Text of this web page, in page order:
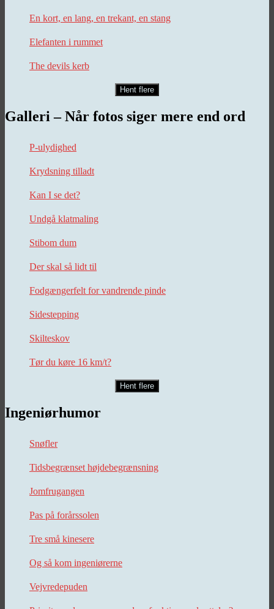
En kort, en lang, en trekant, en stang
Elefanten i rummet
The devils kerb
Hent flere
Galleri – Når fotos siger mere end ord
P-ulydighed
Krydsning tilladt
Kan I se det?
Undgå klatmaling
Stibom dum
Der skal så lidt til
Fodgængerfelt for vandrende pinde
Sidestepping
Skilteskov
Tør du køre 16 km/t?
Hent flere
Ingeniørhumor
Snøfler
Tidsbegrænset højdebegrænsning
Jomfrugangen
Pas på forårssolen
Tre små kinesere
Og så kom ingeniørerne
Vejvredepuden